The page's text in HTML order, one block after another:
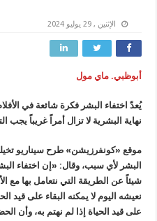
الإثنين , 29 يوليو 2024
أبوظبي. ماي مول
يُعدّ اختفاء البشر فكرة شائعة في
نهاية البشرية لا تزال أمراً غريباً يجب
موقع «كونفرزيشن» طرح سيناريو
البشر لأي سبب، وقال: «إن اختفاء
شيئاً عن الطريقة التي نتعامل بها مع
نعيشه اليوم لا يمكنه البقاء على قيد
على قيد الحياة إذا لم نهتم به، وأن